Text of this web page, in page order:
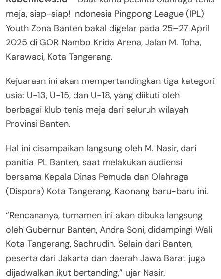
meja, siap-siap! Indonesia Pingpong League (IPL)
Youth Zona Banten bakal digelar pada 25–27 April
2025 di GOR Nambo Krida Arena, Jalan M. Toha,
Karawaci, Kota Tangerang.
Kejuaraan ini akan mempertandingkan tiga kategori
usia: U-13, U-15, dan U-18, yang diikuti oleh
berbagai klub tenis meja dari seluruh wilayah
Provinsi Banten.
Hal ini disampaikan langsung oleh M. Nasir, dari
panitia IPL Banten, saat melakukan audiensi
bersama Kepala Dinas Pemuda dan Olahraga
(Dispora) Kota Tangerang, Kaonang baru-baru ini.
“Rencananya, turnamen ini akan dibuka langsung
oleh Gubernur Banten, Andra Soni, didampingi Wali
Kota Tangerang, Sachrudin. Selain dari Banten,
peserta dari Jakarta dan daerah Jawa Barat juga
dijadwalkan ikut bertanding,” ujar Nasir.